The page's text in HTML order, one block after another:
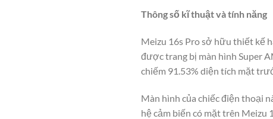
Thông số kĩ thuật và tính năng
Meizu 16s Pro sở hữu thiết kế
được trang bị màn hình Super
chiếm 91.53% diện tích mặt
Màn hình của chiếc điện thoại
hệ cảm biến có mặt trên Meizu